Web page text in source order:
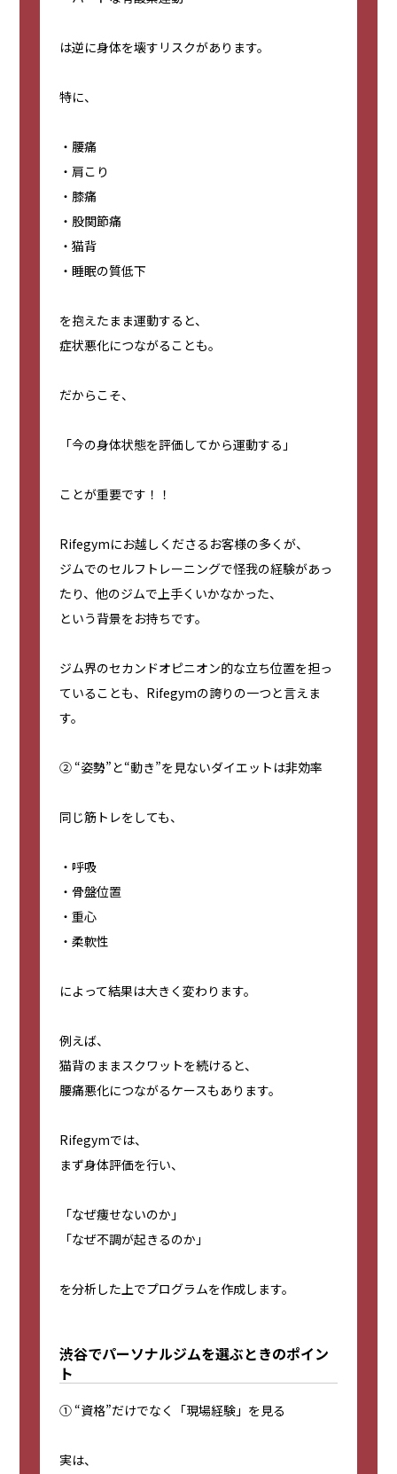
は逆に身体を壊すリスクがあります。
特に、
・腰痛
・肩こり
・膝痛
・股関節痛
・猫背
・睡眠の質低下
を抱えたまま運動すると、
症状悪化につながることも。
だからこそ、
「今の身体状態を評価してから運動する」
ことが重要です！！
Rifegymにお越しくださるお客様の多くが、
ジムでのセルフトレーニングで怪我の経験があっ
たり、他のジムで上手くいかなかった、
という背景をお持ちです。
ジム界のセカンドオピニオン的な立ち位置を担っ
ていることも、Rifegymの誇りの一つと言えま
す。
② “姿勢”と“動き”を見ないダイエットは非効率
同じ筋トレをしても、
・呼吸
・骨盤位置
・重心
・柔軟性
によって結果は大きく変わります。
例えば、
猫背のままスクワットを続けると、
腰痛悪化につながるケースもあります。
Rifegymでは、
まず身体評価を行い、
「なぜ痩せないのか」
「なぜ不調が起きるのか」
を分析した上でプログラムを作成します。
渋谷でパーソナルジムを選ぶときのポイン
ト
① “資格”だけでなく「現場経験」を見る
実は、